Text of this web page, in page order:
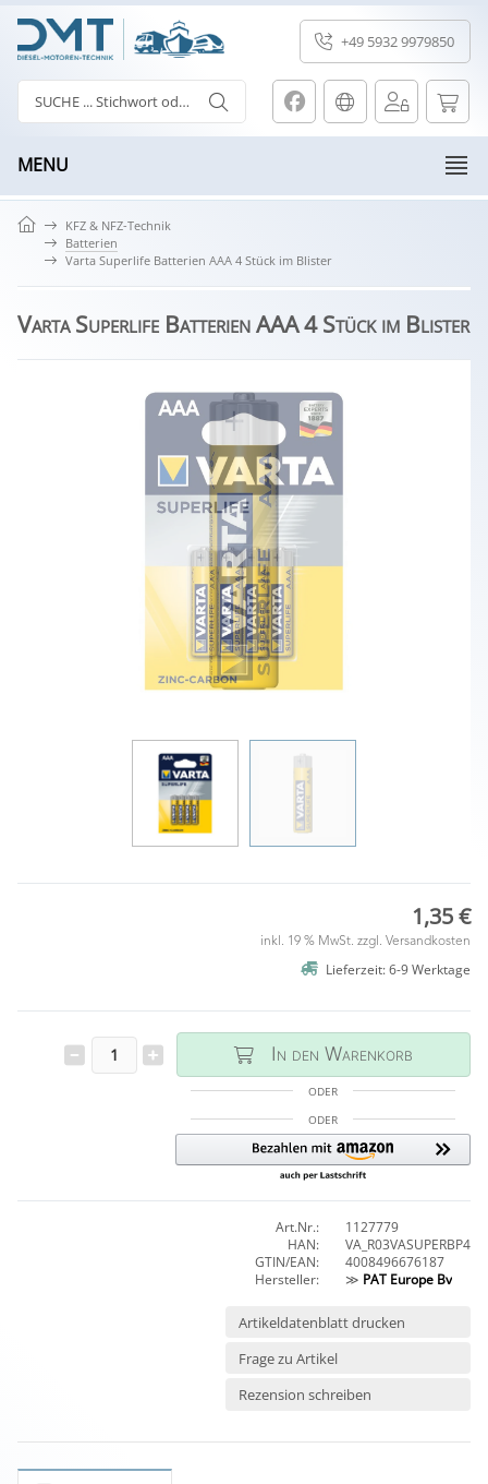
+49 5932 9979850
MENU
KFZ & NFZ-Technik
Batterien
Varta Superlife Batterien AAA 4 Stück im Blister
Varta Superlife Batterien AAA 4 Stück im Blister
1,35 €
inkl. 19 % MwSt. zzgl. Versandkosten
Lieferzeit: 6-9 Werktage
In den Warenkorb
ODER
ODER
Art.Nr.:
1127779
HAN:
VA_R03VASUPERBP4
GTIN/EAN:
4008496676187
Hersteller:
≫ PAT Europe Bv
Artikeldatenblatt drucken
Frage zu Artikel
Rezension schreiben